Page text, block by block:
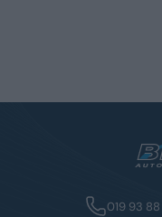
019 93